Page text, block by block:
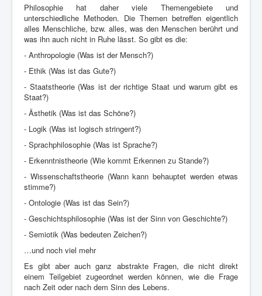
Philosophie hat daher viele Themengebiete und
unterschiedliche Methoden. Die Themen betreffen eigentlich
alles Menschliche, bzw. alles, was den Menschen berührt und
was ihn auch nicht in Ruhe lässt. So gibt es die:
- Anthropologie (Was ist der Mensch?)
- Ethik (Was ist das Gute?)
- Staatstheorie (Was ist der richtige Staat und warum gibt es
Staat?)
- Ästhetik (Was ist das Schöne?)
- Logik (Was ist logisch stringent?)
- Sprachphilosophie (Was ist Sprache?)
- Erkenntnistheorie (Wie kommt Erkennen zu Stande?)
- Wissenschaftstheorie (Wann kann behauptet werden etwas
stimme?)
- Ontologie (Was ist das Sein?)
- Geschichtsphilosophie (Was ist der Sinn von Geschichte?)
- Semiotik (Was bedeuten Zeichen?)
…und noch viel mehr
Es gibt aber auch ganz abstrakte Fragen, die nicht direkt
einem Teilgebiet zugeordnet werden können, wie die Frage
nach Zeit oder nach dem Sinn des Lebens.